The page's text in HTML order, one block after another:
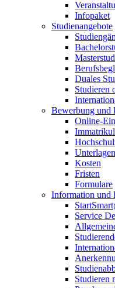
Infopaket
Studienangebote
Duales
Studieren
Bewerbung und
Online-
Unterlagen
Kosten
Fristen
Formulare
Information und
Service
Studieren